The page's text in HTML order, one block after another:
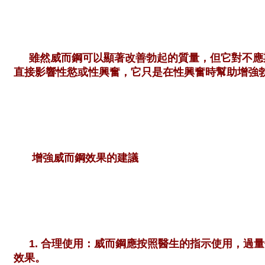
雖然威而鋼可以顯著改善勃起的質量，但它對不
直接影響性慾或性興奮，它只是在性興奮時幫助增
增強威而鋼效果的建議
1. 合理使用：威而鋼應按照醫生的指示使用，過
效果。